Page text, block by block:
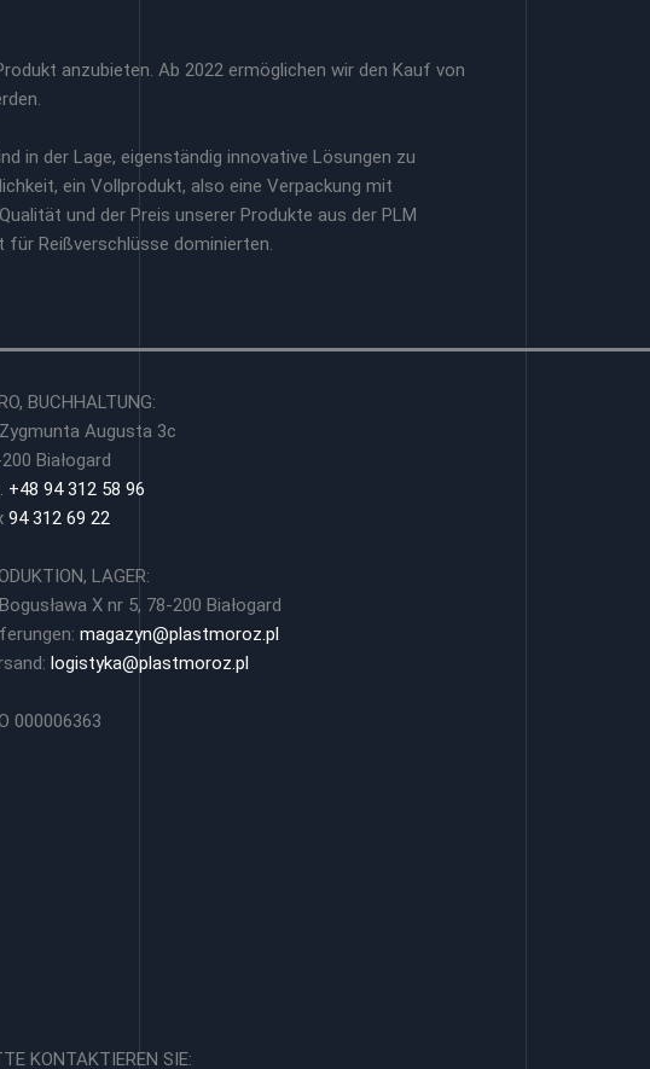
anzubieten. Ab 2022 ermöglichen wir den Kauf von
in der Lage, eigenständig innovative Lösungen zu
ein Vollprodukt, also eine Verpackung mit
und der Preis unserer Produkte aus der PLM
für Reißverschlüsse dominierten.
BUCHHALTUNG:
Augusta 3c
Białogard
+48 94 312 58 96
94 312 69 22
LAGER:
X nr 5, 78-200 Białogard
magazyn@plastmoroz.pl
logistyka@plastmoroz.pl
000006363
KONTAKTIEREN SIE: